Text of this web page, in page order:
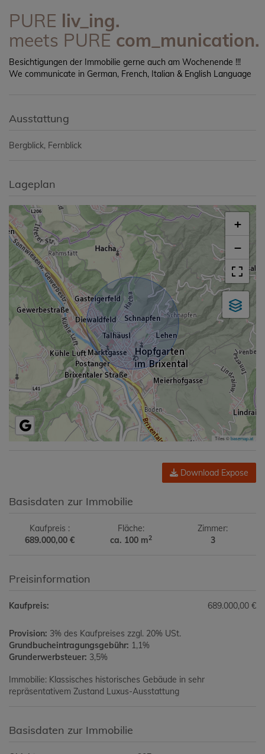
PURE liv_ing.
meets PURE com_munication.
Besichtigungen der Immobilie gerne auch am Wochenende !!!
We communicate in German, French, Italian & English Language
Ausstattung
Bergblick Fernblick
Lageplan
+
−
Tiles ©basemap.at
Download Expose
Basisdaten zur Immobilie
Kaufpreis
689.000,00 €
Fläche
ca. 100 m2
Zimmer
3
Preisinformation
Kaufpreis: 689.000,00 €
Provision: 3% des Kaufpreises zzgl. 20% USt.
Grundbucheintragungsgebühr: 1,1%
Grunderwerbsteuer: 3,5%
Immobilie: Klassisches historisches Gebäude in sehr
repräsentativem Zustand Luxus-Ausstattung
Basisdaten zur Immobilie